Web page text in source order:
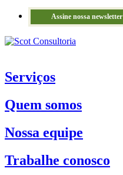
Assine nossa newsletter
Serviços
Quem somos
Nossa equipe
Trabalhe conosco